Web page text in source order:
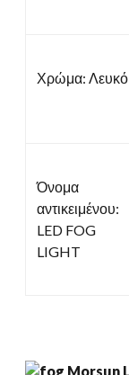
Χρώμα: Λευκό
Όνομα
αντικειμένου:
LED FOG
LIGHT